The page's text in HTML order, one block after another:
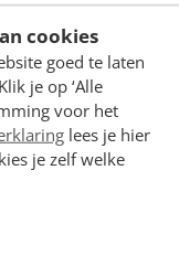
cookies
goed te laten
je op ‘Alle
voor het
lees je hier
je zelf welke
IHC Farmall
Voor onder
en koppelings
Vanuit ons